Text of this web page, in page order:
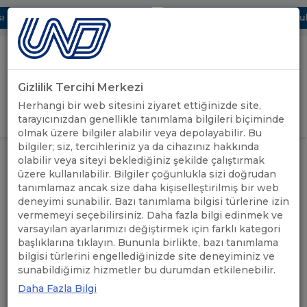
Dijital UBAK Bölümü Hakkında UND, Yunanistan Vize
Uluslararası Nakliyeciler Derneği
GİRİŞ YAP
ANASAYFA /
ÖNEMLİ
DUYURULAR
/
TOBB SEKTÖR MECLİSLERİ
ENERJİ VERİMLİLİĞİ PANELİ, 13
OCAK 2022
TOBB SEKTÖR MECLİSLERİ
ENERJİ VERİMLİLİĞİ PANELİ,
13 OCAK 2022
Gizlilik Tercihi Merkezi
Herhangi bir web sitesini ziyaret ettiğinizde site,
tarayıcınızdan genellikle tanımlama bilgileri biçiminde
olmak üzere bilgiler alabilir veya depolayabilir. Bu
bilgiler; siz, tercihleriniz ya da cihazınız hakkında
olabilir veya siteyi beklediğiniz şekilde çalıştırmak
üzere kullanılabilir. Bilgiler çoğunlukla sizi doğrudan
tanımlamaz ancak size daha kişiselleştirilmiş bir web
deneyimi sunabilir. Bazı tanımlama bilgisi türlerine izin
vermemeyi seçebilirsiniz. Daha fazla bilgi edinmek ve
varsayılan ayarlarımızı değiştirmek için farklı kategori
başlıklarına tıklayın. Bununla birlikte, bazı tanımlama
bilgisi türlerini engellediğinizde site deneyiminiz ve
sunabildiğimiz hizmetler bu durumdan etkilenebilir.
Daha Fazla Bilgi